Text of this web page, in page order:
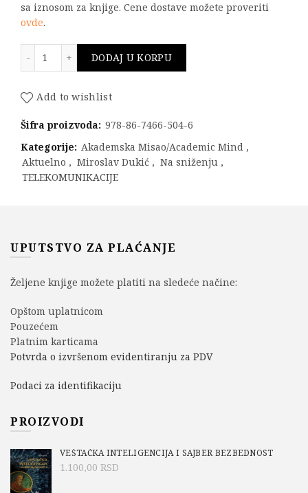
sa iznosom za knjige. Cene dostave možete proveriti
ovde.
DODAJ U KORPU
Add to wishlist
Šifra proizvoda: 978-86-7466-504-6
Kategorije: Akademska Misao/Academic Mind ,
Aktuelno , Miroslav Dukić , Na sniženju ,
TELEKOMUNIKACIJE
UPUTSTVO ZA PLAĆANJE
Željene knjige možete platiti na sledeće načine:
Opštom uplatnicom
Pouzećem
Platnim karticama
Potvrda o izvršenom evidentiranju za PDV
Podaci za identifikaciju
PROIZVODI
VEŠTAČKA INTELIGENCIJA I SAJBER BEZBEDNOST
1.100,00 RSD